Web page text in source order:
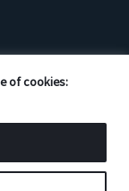
of cookies: